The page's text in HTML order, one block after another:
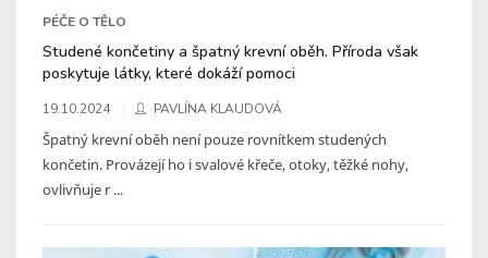
PÉČE O TĚLO
Studené končetiny a špatný krevní oběh. Příroda však
poskytuje látky, které dokáží pomoci
19.10.2024 PAVLÍNA KLAUDOVÁ
Špatný krevní oběh není pouze rovnítkem studených
končetin. Provázejí ho i svalové křeče, otoky, těžké nohy,
ovlivňuje r ...